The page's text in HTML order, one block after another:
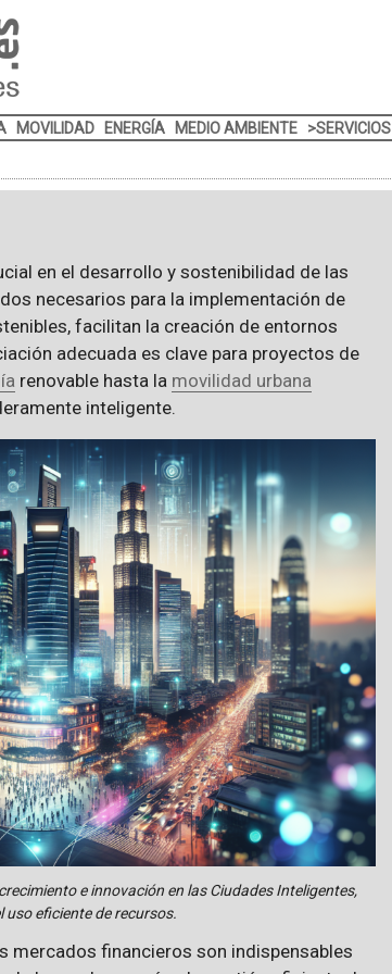
MOVILIDAD ENERGÍA MEDIO AMBIENTE >SERVICIOS
en el desarrollo y sostenibilidad de las
necesarios para la implementación de
facilitan la creación de entornos
adecuada es clave para proyectos de
renovable hasta la movilidad urbana
inteligente.
e innovación en las Ciudades Inteligentes,
uso eficiente de recursos.
mercados financieros son indispensables